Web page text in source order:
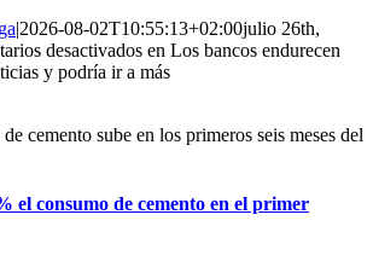
|2026-08-02T10:55:13+02:00julio 26th,
desactivados en Los bancos endurecen
y podría ir a más
el consumo de cemento en el primer